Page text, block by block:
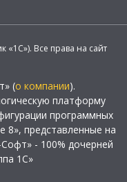
Все права на сайт
(о компании).
платформу
программных
8», представленные на
- 100% дочерней
1С»